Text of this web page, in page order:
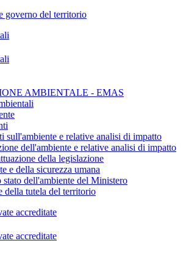
governo del territorio
AMBIENTALE - EMAS
sull'ambiente e relative analisi di impatto
dell'ambiente e relative analisi di impatto
della legislazione
e della sicurezza umana
stato dell'ambiente del Ministero
della tutela del territorio
accreditate
accreditate